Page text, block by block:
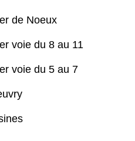
de Noeux
voie du 8 au 11
voie du 5 au 7